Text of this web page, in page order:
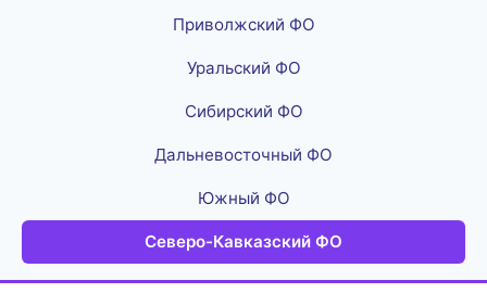
Приволжский ФО
Уральский ФО
Сибирский ФО
Дальневосточный ФО
Южный ФО
Северо-Кавказский ФО